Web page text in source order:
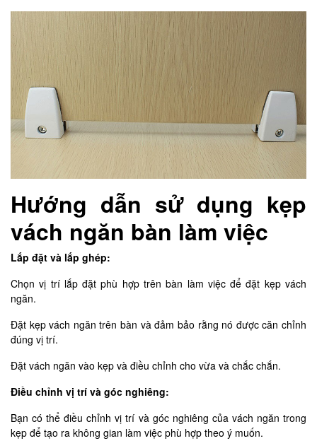
Hướng dẫn sử dụng kẹp
vách ngăn bàn làm việc
Lắp đặt và lắp ghép:
Chọn vị trí lắp đặt phù hợp trên bàn làm việc để đặt kẹp vách
ngăn.
Đặt kẹp vách ngăn trên bàn và đảm bảo rằng nó được căn chỉnh
đúng vị trí.
Đặt vách ngăn vào kẹp và điều chỉnh cho vừa và chắc chắn.
Điều chỉnh vị trí và góc nghiêng:
Bạn có thể điều chỉnh vị trí và góc nghiêng của vách ngăn trong
kẹp để tạo ra không gian làm việc phù hợp theo ý muốn.